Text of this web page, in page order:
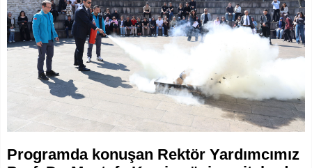
Programda konuşan Rektör Yardımcımız